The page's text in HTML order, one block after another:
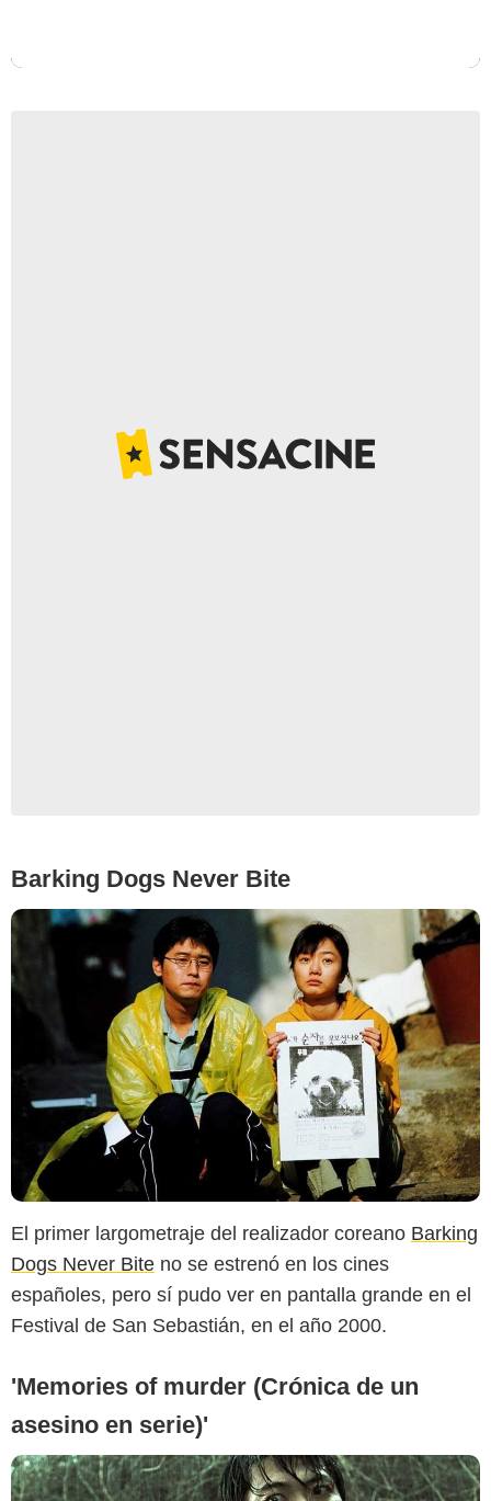
Barking Dogs Never Bite
El primer largometraje del realizador coreano Barking
Dogs Never Bite no se estrenó en los cines
españoles, pero sí pudo ver en pantalla grande en el
Festival de San Sebastián, en el año 2000.
'Memories of murder (Crónica de un
asesino en serie)'